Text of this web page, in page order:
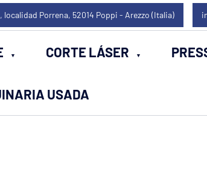
localidad Porrena, 52014 Poppi - Arezzo (Italia)
CORTE LÁSER
USADA